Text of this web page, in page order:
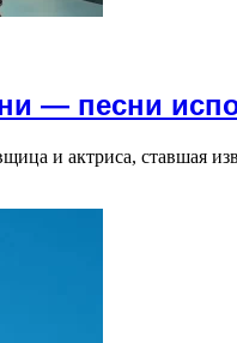
— песни
и актриса, ставшая